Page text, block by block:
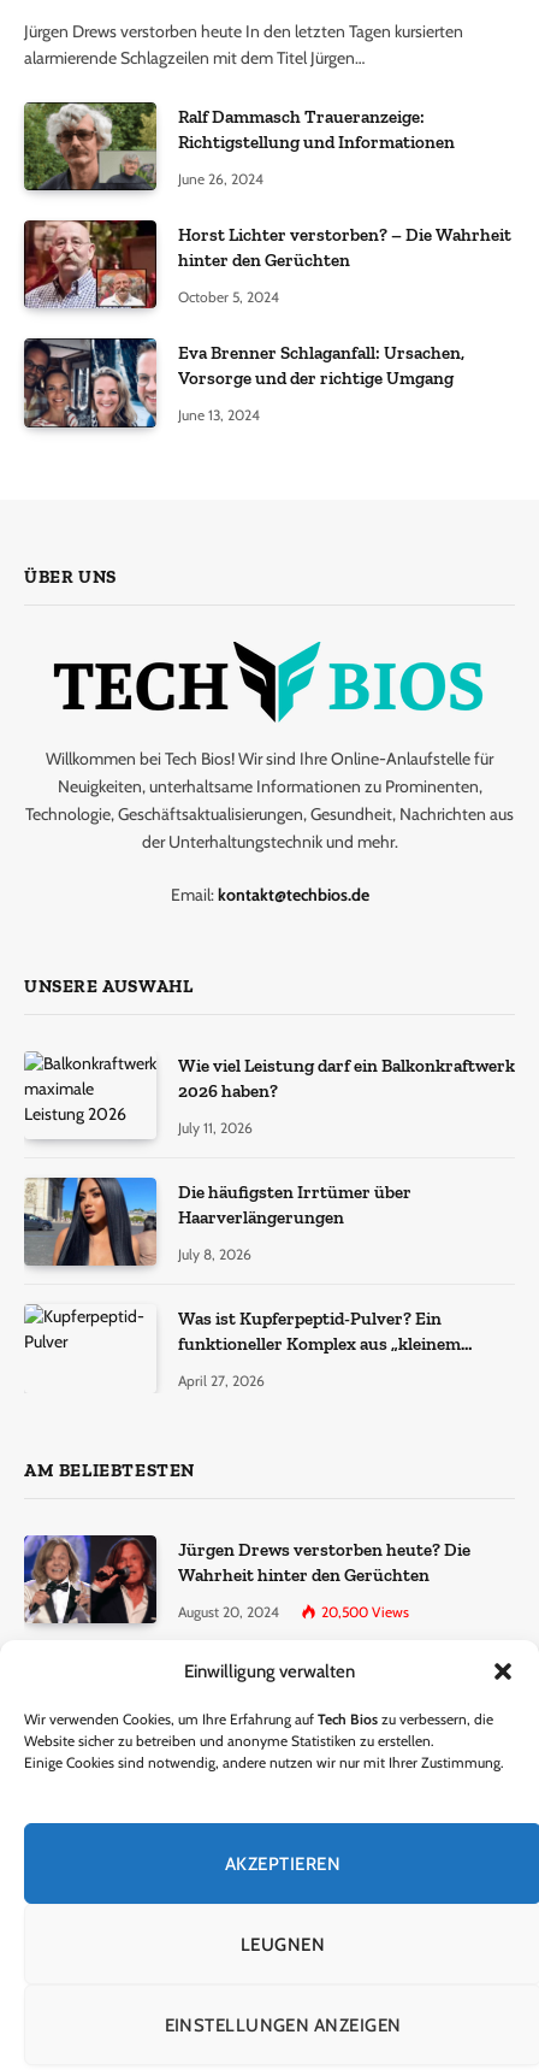
Einwilligung verwalten
Wir verwenden Cookies, um Ihre Erfahrung auf Tech Bios zu verbessern, die
Website sicher zu betreiben und anonyme Statistiken zu erstellen.
Einige Cookies sind notwendig, andere nutzen wir nur mit Ihrer Zustimmung.
AKZEPTIEREN
LEUGNEN
EINSTELLUNGEN ANZEIGEN
Jürgen Drews verstorben heute In den letzten Tagen kursierten
alarmierende Schlagzeilen mit dem Titel Jürgen…
Ralf Dammasch Traueranzeige:
Richtigstellung und Informationen
June 26, 2024
Horst Lichter verstorben? – Die Wahrheit
hinter den Gerüchten
October 5, 2024
Eva Brenner Schlaganfall: Ursachen,
Vorsorge und der richtige Umgang
June 13, 2024
ÜBER UNS
Willkommen bei Tech Bios! Wir sind Ihre Online-Anlaufstelle für
Neuigkeiten, unterhaltsame Informationen zu Prominenten,
Technologie, Geschäftsaktualisierungen, Gesundheit, Nachrichten aus
der Unterhaltungstechnik und mehr.
Email:kontakt@techbios.de
UNSERE AUSWAHL
Wie viel Leistung darf ein Balkonkraftwerk
2026 haben?
July 11, 2026
Die häufigsten Irrtümer über
Haarverlängerungen
July 8, 2026
Was ist Kupferpeptid-Pulver? Ein
funktioneller Komplex aus „kleinem
April 27, 2026
AM BELIEBTESTEN
Jürgen Drews verstorben heute? Die
Wahrheit hinter den Gerüchten
August 20, 2024 20,500 Views
Ralf Dammasch Traueranzeige:
June 26, 2024 13,285Views
hinter den Gerüchten
October 5, 2024 9,301
HEIM ÜBER UNS
KONTAKTIERE UNS